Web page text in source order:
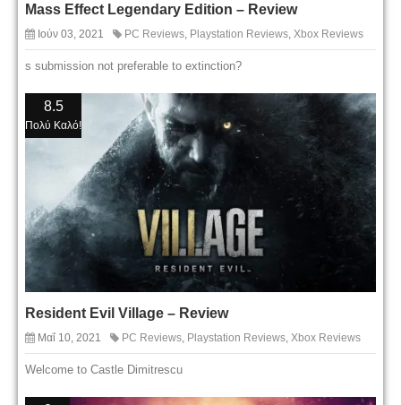
Mass Effect Legendary Edition – Review
Ιούν 03, 2021 PC Reviews Playstation Reviews Xbox Reviews
s submission not preferable to extinction?
8.5
Πολύ Καλό!
Resident Evil Village – Review
Μαΐ 10, 2021 PC Reviews, Playstation Reviews, Xbox Reviews
Welcome to Castle Dimitrescu